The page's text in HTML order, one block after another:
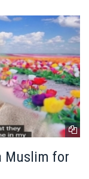
Muslim for